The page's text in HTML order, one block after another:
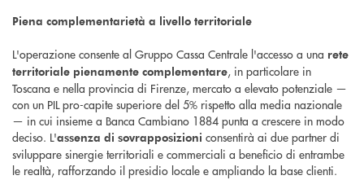
Piena complementarietà a livello territoriale
L'operazione consente al Gruppo Cassa Centrale l'accesso a una rete
territoriale pienamente complementare, in particolare in
Toscana e nella provincia di Firenze, mercato a elevato potenziale —
con un PIL pro-capite superiore del 5% rispetto alla media nazionale
— in cui insieme a Banca Cambiano 1884 punta a crescere in modo
deciso. L'assenza di sovrapposizioni consentirà ai due partner di
sviluppare sinergie territoriali e commerciali a beneficio di entrambe
le realtà, rafforzando il presidio locale e ampliando la base clienti.